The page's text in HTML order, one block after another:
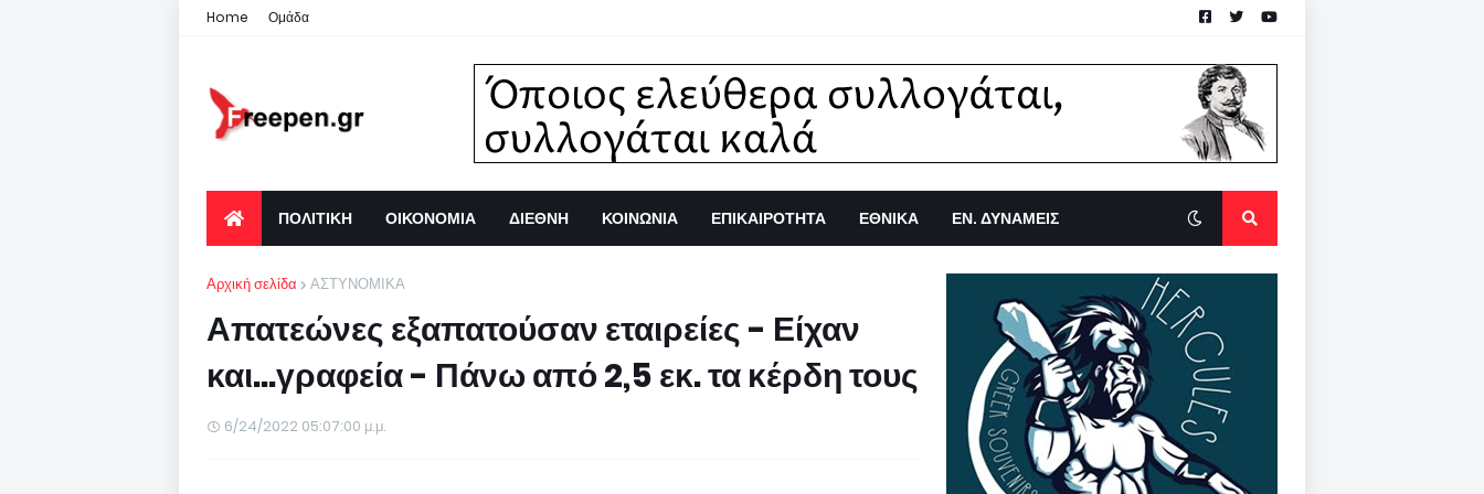
Home Ομάδα
ΠΟΛΙΤΙΚΗ ΟΙΚΟΝΟΜΙΑ ΔΙΕΘΝΗ ΚΟΙΝΩΝΙΑ ΕΠΙΚΑΙΡΟΤΗΤΑ ΕΘΝΙΚΑ ΕΝ. ΔΥΝΑΜΕΙΣ
Αρχική σελίδα ΑΣΤΥΝΟΜΙΚΑ
Απατεώνες εξαπατούσαν εταιρείες - Είχαν
και...γραφεία - Πάνω από 2,5 εκ. τα κέρδη τους
6/24/2022 05:07:00 μ.μ.